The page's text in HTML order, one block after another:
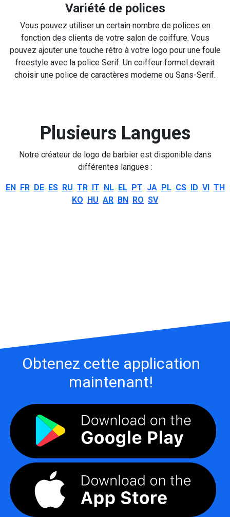
Variété de polices
Vous pouvez utiliser un certain nombre de polices en
fonction des clients de votre salon de coiffure. Vous
pouvez ajouter une touche rétro à votre logo pour une foule
freestyle avec la police Serif. Un coiffeur formel devrait
choisir une police de caractères moderne ou Sans-Serif.
Plusieurs Langues
Notre créateur de logo de barbier est disponible dans
différentes langues :
EN FR DE ES RU TR IT NL EL PT JA PL CS ID VI TH
KO HU AR BN RO SV
Obtenez cette application
maintenant!